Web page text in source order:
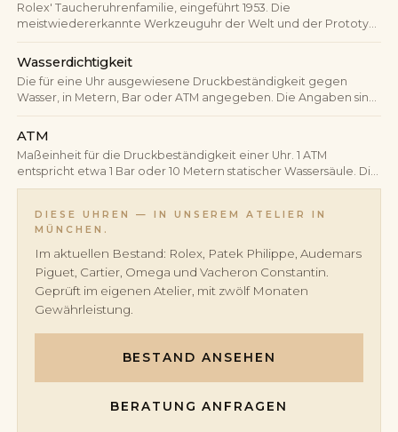
Rolex' Taucheruhrenfamilie, eingeführt 1953. Die
meistwiedererkannte Werkzeuguhr der Welt und der Prototyp
der Luxus-Sportuhr.
Wasserdichtigkeit
Die für eine Uhr ausgewiesene Druckbeständigkeit gegen
Wasser, in Metern, Bar oder ATM angegeben. Die Angaben sind
Laborwerte und entsprechen nicht direkt einer Tiefe, in der die
Uhr sicher getragen werden kann. Diese Lücke ist im
ATM
Maßeinheit für die Druckbeständigkeit einer Uhr. 1 ATM
entspricht etwa 1 Bar oder 10 Metern statischer Wassersäule. Die
ATM-Angabe ist ein Laborwert und entspricht nicht direkt der
DIESE UHREN — IN UNSEREM ATELIER IN
MÜNCHEN.
Im aktuellen Bestand: Rolex, Patek Philippe, Audemars
Piguet, Cartier, Omega und Vacheron Constantin.
Geprüft im eigenen Atelier, mit zwölf Monaten
Gewährleistung.
BESTAND ANSEHEN
BERATUNG ANFRAGEN